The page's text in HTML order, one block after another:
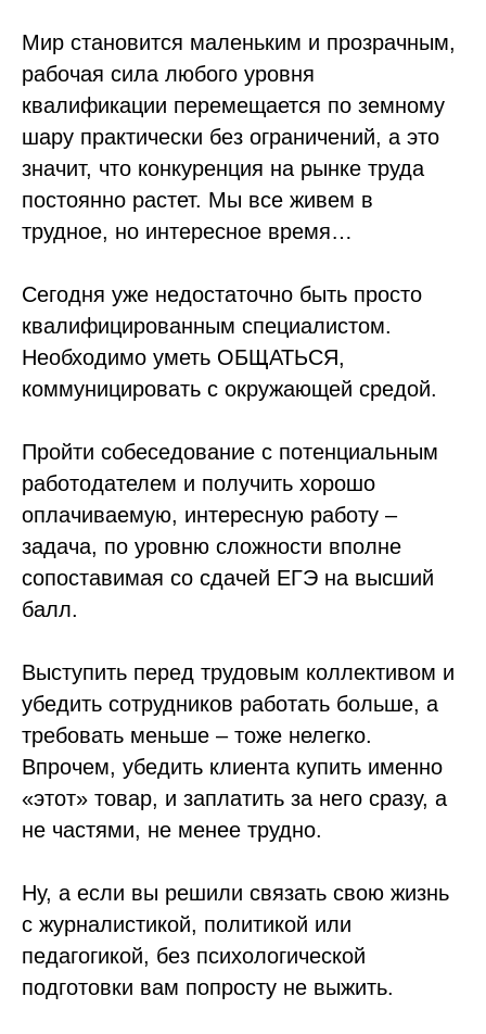
Мир становится маленьким и прозрачным,
рабочая сила любого уровня
квалификации перемещается по земному
шару практически без ограничений, а это
значит, что конкуренция на рынке труда
постоянно растет. Мы все живем в
трудное, но интересное время…
Сегодня уже недостаточно быть просто
квалифицированным специалистом.
Необходимо уметь ОБЩАТЬСЯ,
коммуницировать с окружающей средой.
Пройти собеседование с потенциальным
работодателем и получить хорошо
оплачиваемую, интересную работу –
задача, по уровню сложности вполне
сопоставимая со сдачей ЕГЭ на высший
балл.
Выступить перед трудовым коллективом и
убедить сотрудников работать больше, а
требовать меньше – тоже нелегко.
Впрочем, убедить клиента купить именно
«этот» товар, и заплатить за него сразу, а
не частями, не менее трудно.
Ну, а если вы решили связать свою жизнь
с журналистикой, политикой или
педагогикой, без психологической
подготовки вам попросту не выжить.